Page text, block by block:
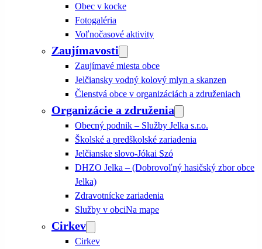
Obec v kocke
Fotogaléria
Voľnočasové aktivity
Zaujímavosti
Zaujímavé miesta obce
Jelčiansky vodný kolový mlyn a skanzen
Členstvá obce v organizáciách a združeniach
Organizácie a združenia
Obecný podnik – Služby Jelka s.r.o.
Školské a predškolské zariadenia
Jelčianske slovo-Jókai Szó
DHZO Jelka – (Dobrovoľný hasičský zbor obce
Jelka)
Zdravotnícke zariadenia
Služby v obciNa mape
Cirkev
Cirkev